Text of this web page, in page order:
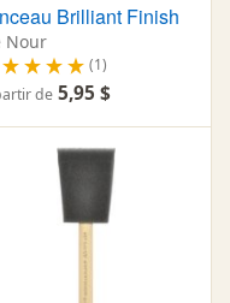
Brilliant Finish
Nour
(1)
de 5,95 $